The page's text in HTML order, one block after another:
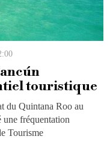
touristique
du Quintana Roo au
fréquentation
Tourisme